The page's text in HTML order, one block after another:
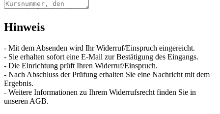
Hinweis
- Mit dem Absenden wird Ihr Widerruf/Einspruch eingereicht.
- Sie erhalten sofort eine E-Mail zur Bestätigung des Eingangs.
- Die Einrichtung prüft Ihren Widerruf/Einspruch.
- Nach Abschluss der Prüfung erhalten Sie eine Nachricht mit dem
Ergebnis.
- Weitere Informationen zu Ihrem Widerrufsrecht finden Sie in
unseren AGB.